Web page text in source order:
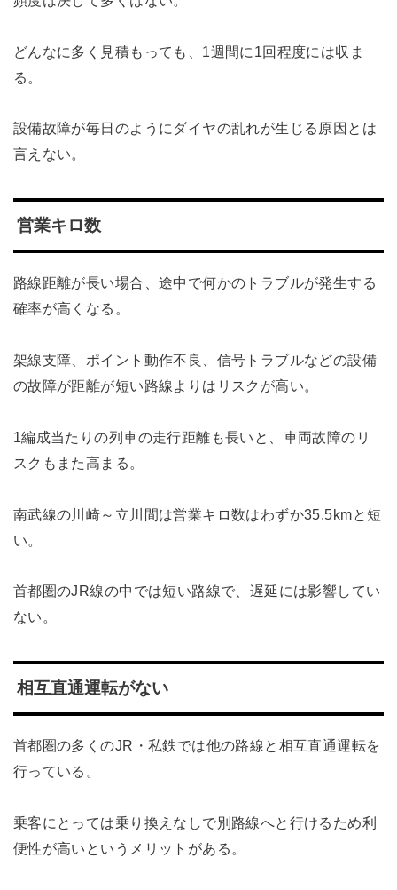
どんなに多く見積もっても、1週間に1回程度には収ま
る。
設備故障が毎日のようにダイヤの乱れが生じる原因とは
言えない。
営業キロ数
路線距離が長い場合、途中で何かのトラブルが発生する
確率が高くなる。
架線支障、ポイント動作不良、信号トラブルなどの設備
の故障が距離が短い路線よりはリスクが高い。
1編成当たりの列車の走行距離も長いと、車両故障のリ
スクもまた高まる。
南武線の川崎～立川間は営業キロ数はわずか35.5kmと短
い。
首都圏のJR線の中では短い路線で、遅延には影響してい
ない。
相互直通運転がない
首都圏の多くのJR・私鉄では他の路線と相互直通運転を
行っている。
乗客にとっては乗り換えなしで別路線へと行けるため利
便性が高いというメリットがある。